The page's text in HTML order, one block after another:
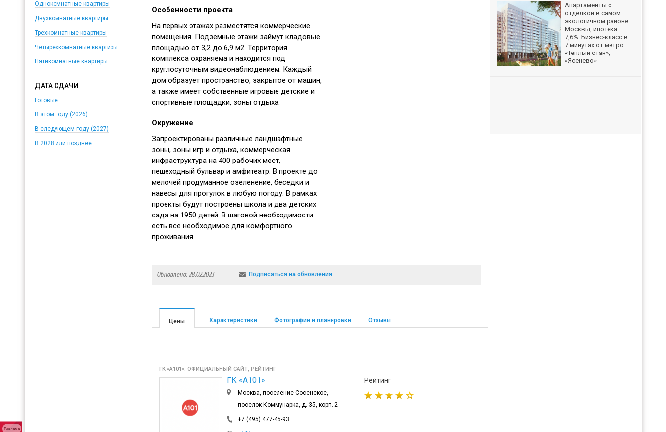
Однокомнатные квартиры
Двухкомнатные квартиры
Трехкомнатные квартиры
Четырехкомнатные квартиры
Пятикомнатные квартиры
ДАТА СДАЧИ
Готовые
В этом году (2026)
В следующем году (2027)
В 2028 или позднее
Особенности проекта
На первых этажах разместятся коммерческие
помещения. Подземные этажи займут кладовые
площадью от 3,2 до 6,9 м2. Территория
комплекса охраняема и находится под
круглосуточным видеонаблюдением. Каждый
дом образует пространство, закрытое от машин,
а также имеет собственные игровые детские и
спортивные площадки, зоны отдыха.
Окружение
Запроектированы различные ландшафтные
зоны, зоны игр и отдыха, коммерческая
инфраструктура на 400 рабочих мест,
пешеходный бульвар и амфитеатр. В проекте до
мелочей продуманное озеленение, беседки и
навесы для прогулок в любую погоду. В рамках
проекты будут построены школа и два детских
сада на 1950 детей. В шаговой необходимости
есть все необходимое для комфортного
проживания.
Обновлено: 28.02.2023 Подписаться на обновления
Цены Характеристики Фотографии и планировки Отзывы
ГК «А101»: ОФИЦИАЛЬНЫЙ САЙТ, РЕЙТИНГ
ГК «А101»
Москва, поселение Сосенское,
поселок Коммунарка, д. 35, корп. 2
+7 (495) 477-45-93
Рейтинг
Реклама
Апартаменты с
отделкой в самом
экологичном районе
Москвы, ипотека
7,6%. Бизнес-класс в
7 минутах от метро
«Тёплый стан»,
«Ясенево»